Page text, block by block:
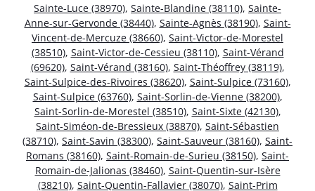
Sainte-Luce (38970), Sainte-Blandine (38110), Sainte-
Anne-sur-Gervonde (38440), Sainte-Agnès (38190), Saint-
Vincent-de-Mercuze (38660), Saint-Victor-de-Morestel
(38510), Saint-Victor-de-Cessieu (38110), Saint-Vérand
(69620), Saint-Vérand (38160), Saint-Théoffrey (38119),
Saint-Sulpice-des-Rivoires (38620), Saint-Sulpice (73160),
Saint-Sulpice (63760), Saint-Sorlin-de-Vienne (38200),
Saint-Sorlin-de-Morestel (38510), Saint-Sixte (42130),
Saint-Siméon-de-Bressieux (38870), Saint-Sébastien
(38710), Saint-Savin (38300), Saint-Sauveur (38160), Saint-
Romans (38160), Saint-Romain-de-Surieu (38150), Saint-
Romain-de-Jalionas (38460), Saint-Quentin-sur-Isère
(38210), Saint-Quentin-Fallavier (38070), Saint-Prim